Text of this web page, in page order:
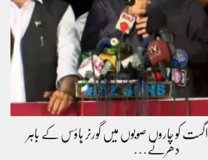
جماعت اسلامی کا 9 اگست کو چاروں صوبوں میں گورنر ہاؤس کے باہر
دھرنے…